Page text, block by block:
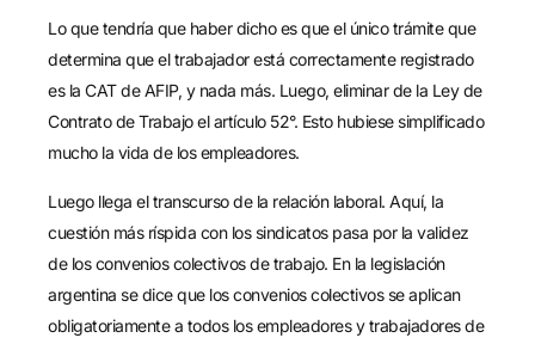
Lo que tendría que haber dicho es que el único trámite que
determina que el trabajador está correctamente registrado
es la CAT de AFIP, y nada más. Luego, eliminar de la Ley de
Contrato de Trabajo el artículo 52°. Esto hubiese simplificado
mucho la vida de los empleadores.
Luego llega el transcurso de la relación laboral. Aquí, la
cuestión más ríspida con los sindicatos pasa por la validez
de los convenios colectivos de trabajo. En la legislación
argentina se dice que los convenios colectivos se aplican
obligatoriamente a todos los empleadores y trabajadores de